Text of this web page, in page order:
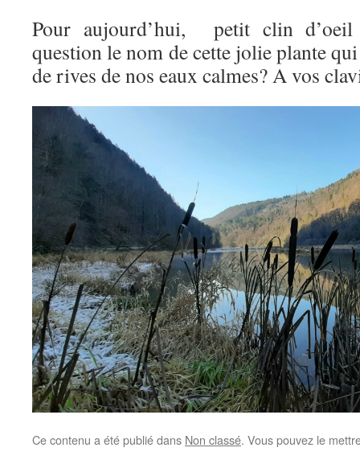
Pour aujourd’hui, petit clin d’oeil
question le nom de cette jolie plante
de rives de nos eaux calmes? A vos
Ce contenu a été publié dans Non classé. Vous pouvez le